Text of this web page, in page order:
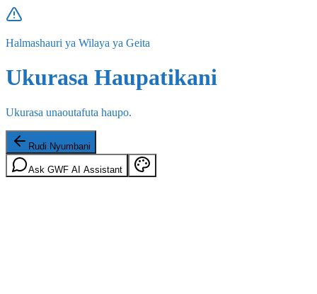
Halmashauri ya Wilaya ya Geita
Ukurasa Haupatikani
Ukurasa unaoutafuta haupo.
Rudi Nyumbani
Ask GWF AI Assistant